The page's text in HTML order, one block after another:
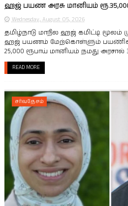
ஹஜ் பயண அரசு மானியம்
Wednesday, August 05, 2026
தமிழ்நாடு மாநில ஹஜ் கமிட்டி மூலம்
ஹஜ் பயணம் மேற்கொள்ளும்
25,000 ரூபாய் மானியம் நமது அரசால்
READ MORE
சர்வதேசம்